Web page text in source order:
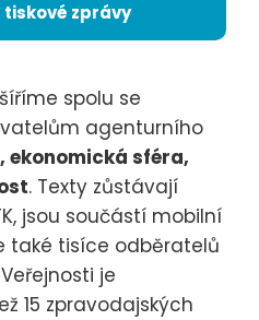
zprávy
spolu se
agenturního
ekonomická sféra,
. Texty zůstávají
jsou součástí mobilní
také tisíce odběratelů
Veřejnosti je
15 zpravodajských